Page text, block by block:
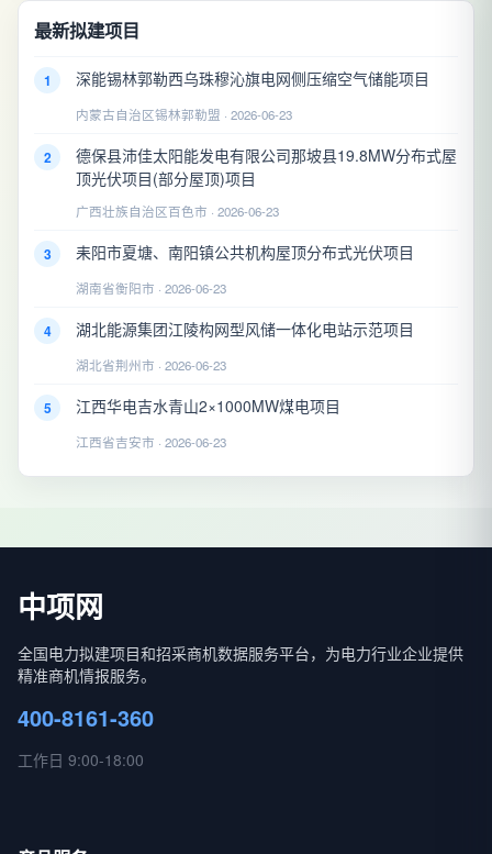
最新拟建项目
1 深能锡林郭勒西乌珠穆沁旗电网侧压缩空气储能项目
内蒙古自治区锡林郭勒盟 · 2026-06-23
2
德保县沛佳太阳能发电有限公司那坡县19.8MW分布式屋
顶光伏项目(部分屋顶)项目
广西壮族自治区百色市 · 2026-06-23
3 耒阳市夏塘、南阳镇公共机构屋顶分布式光伏项目
湖南省衡阳市 · 2026-06-23
4 湖北能源集团江陵构网型风储一体化电站示范项目
湖北省荆州市 · 2026-06-23
5 江西华电吉水青山2×1000MW煤电项目
江西省吉安市 · 2026-06-23
中项网
全国电力拟建项目和招采商机数据服务平台，为电力行业企业提供
精准商机情报服务。
400-8161-360
工作日 9:00-18:00